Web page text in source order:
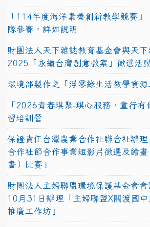
「114年度海洋素養創新教學競賽」
隊參賽，詳如說明
財團法人天下雜誌教育基金會與天下
2025「永續台灣創意教案」徵選活
環境部製作之「淨零綠生活教學資源
「2026青春琪聚-琪心服務，童行有
習培訓營
保證責任台灣農業合作社聯合社辦
合作社節合作事業短影片徵選及繪畫
畫）比賽」
財團法人主婦聯盟環境保護基金會
10月31日辦理「主婦聯盟X關渡國
推廣工作坊」